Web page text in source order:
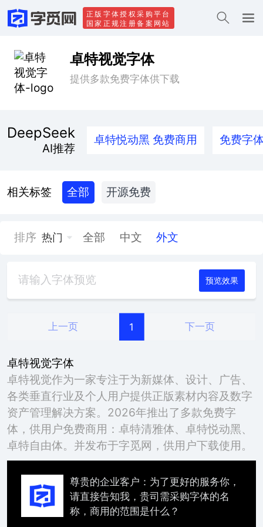
正版字体授权采购平台
国家正规注册备案网站
卓特视觉字体
提供多款免费字体供下载
DeepSeek
AI推荐
卓特悦动黑 免费商用 免费字
相关标签 全部 开源免费
排序 热门 全部 中文 外文
预览效果
上一页 1 下一页
卓特视觉字体
卓特视觉作为一家专注于为新媒体、设计、广告、
各类垂直行业及个人用户提供正版素材内容及数字
资产管理解决方案。2026年推出了多款免费字
体，供用户免费商用：卓特清雅体、卓特悦动黑、
卓特自由体。并发布于字觅网，供用户下载使用。
尊贵的企业客户：为了更好的服务你，
请直接告知我，贵司需采购字体的名
称，商用的范围是什么？